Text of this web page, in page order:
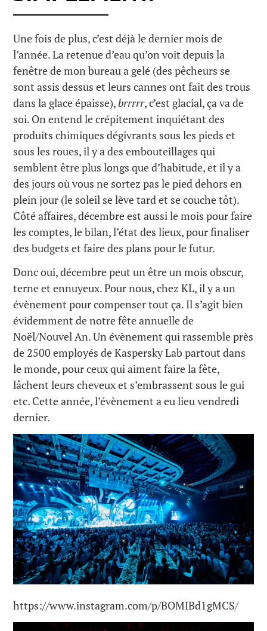
Une fois de plus, c’est déjà le dernier mois de
l’année. La retenue d’eau qu’on voit depuis la
fenêtre de mon bureau a gelé (des pêcheurs se
sont assis dessus et leurs cannes ont fait des trous
dans la glace épaisse),brrrrr, c’est glacial, ça va de
soi. On entend le crépitement inquiétant des
produits chimiques dégivrants sous les pieds et
sous les roues, il y a des embouteillages qui
semblent être plus longs que d’habitude, et il y a
des jours où vous ne sortez pas le pied dehors en
plein jour (le soleil se lève tard et se couche tôt).
Côté affaires, décembre est aussi le mois pour faire
les comptes, le bilan, l’état des lieux, pour finaliser
des budgets et faire des plans pour le futur.
Donc oui, décembre peut un être un mois obscur,
terne et ennuyeux. Pour nous, chez KL, il y a un
évènement pour compenser tout ça. Il s’agit bien
évidemment de notre fête annuelle de
Noël/Nouvel An. Un évènement qui rassemble près
de 2500 employés de Kaspersky Lab partout dans
le monde, pour ceux qui aiment faire la fête,
lâchent leurs cheveux et s’embrassent sous le gui
etc. Cette année, l’évènement a eu lieu vendredi
dernier.
https://www.instagram.com/p/BOMIBd1gMCS/